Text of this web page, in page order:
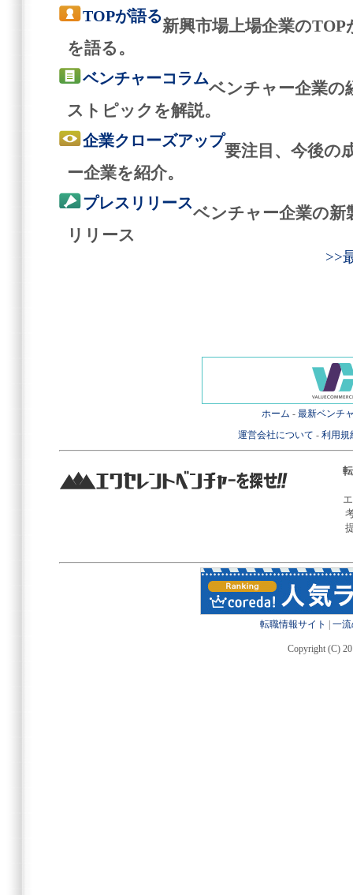
TOPが語る
新興市場上場企業の
を語る。
ベンチャーコラム
ベンチャー企業の
ストピックを解説。
企業クローズアップ
要注目、今後の
ー企業を紹介。
プレスリリース
ベンチャー企業の新
リリース
>>
ホーム - 最新ベンチ
運営会社について - 利用規
転職情報サイト 一
Copyright (C)